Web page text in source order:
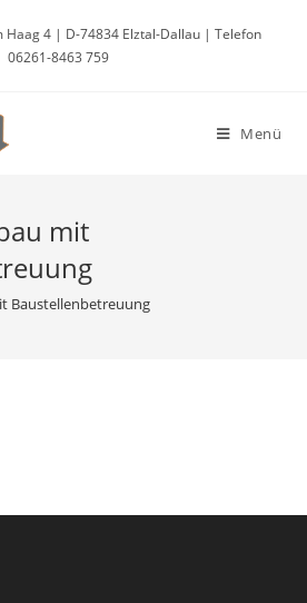
Haag 4 | D-74834 Elztal-Dallau | Telefon
06261-8463 759
Menü
mit
Baustellenbetreuung